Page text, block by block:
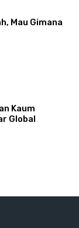
Mau Gimana
Kaum
Global